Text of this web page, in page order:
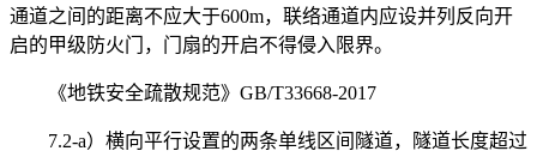
通道之间的距离不应大于600m，联络通道内应设并列反向开
启的甲级防火门，门扇的开启不得侵入限界。
《地铁安全疏散规范》GB/T33668-2017
7.2-a）横向平行设置的两条单线区间隧道，隧道长度超过